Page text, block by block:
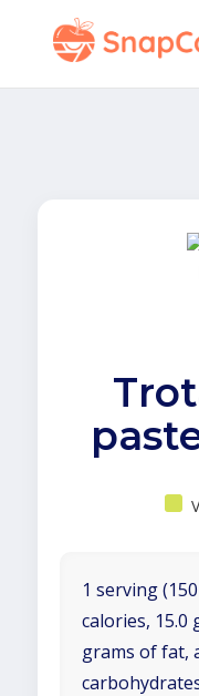
1 serving
calories, 15.0
grams of fat,